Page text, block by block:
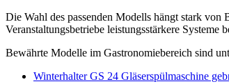
Die Wahl des passenden Modells hängt stark
Veranstaltungsbetriebe leistungsstärkere Systeme
Bewährte Modelle im Gastronomiebereich sind
Winterhalter GS 24 Gläserspülmaschine